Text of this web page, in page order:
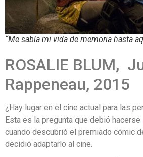
“Me sabía mi vida de memoria hasta
ROSALIE BLUM,
Rappeneau, 2015
¿Hay lugar en el cine actual para las
Esta es la pregunta que debió hacerse
cuando descubrió el premiado cómic
decidió adaptarlo al cine.